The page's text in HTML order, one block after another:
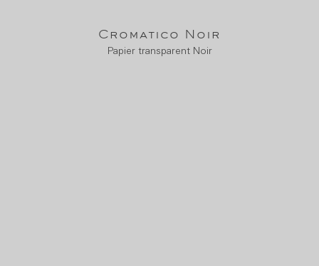
Cromatico Noir
Papier transparent Noir